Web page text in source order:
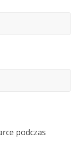
podczas